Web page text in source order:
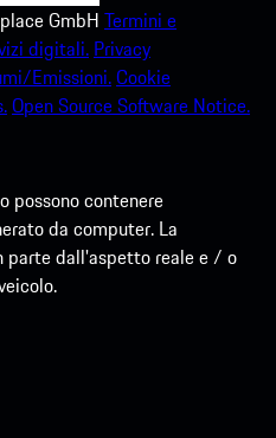
GmbH Termini e
digitali. Privacy
Emissioni.Cookie
Open Source Software Notice.
possono contenere
da computer. La
parte dall'aspetto reale e / o